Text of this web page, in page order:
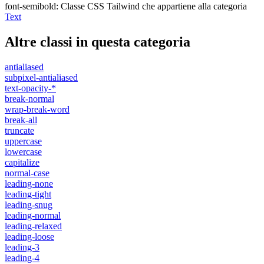
font-semibold: Classe CSS Tailwind che appartiene alla categoria
Text
Altre classi in questa categoria
antialiased
subpixel-antialiased
text-opacity-*
break-normal
wrap-break-word
break-all
truncate
uppercase
lowercase
capitalize
normal-case
leading-none
leading-tight
leading-snug
leading-normal
leading-relaxed
leading-loose
leading-3
leading-4